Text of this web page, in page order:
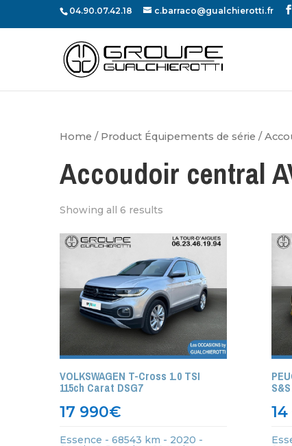
04.90.07.42.18 c.barraco@gualchierotti.fr
Home / Product Équipements de série /
Accoudoir central
Showing all 6 results
VOLKSWAGEN T-Cross 1.0 TSI
115ch Carat DSG7
17 990€
Essence - 68543 km - 2020 -